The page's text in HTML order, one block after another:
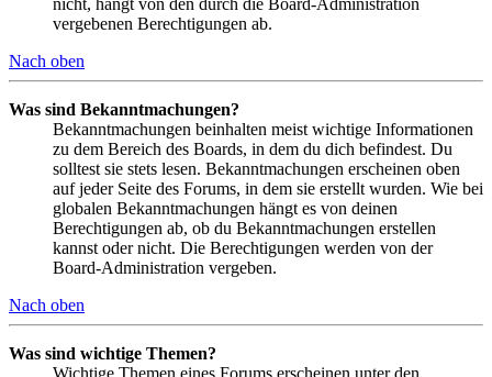
vergebenen Berechtigungen ab.
Nach oben
Was sind Bekanntmachungen?
Bekanntmachungen beinhalten meist wichtige Informationen
zu dem Bereich des Boards, in dem du dich befindest. Du
solltest sie stets lesen. Bekanntmachungen erscheinen oben
auf jeder Seite des Forums, in dem sie erstellt wurden. Wie bei
globalen Bekanntmachungen hängt es von deinen
Berechtigungen ab, ob du Bekanntmachungen erstellen
kannst oder nicht. Die Berechtigungen werden von der
Board-Administration vergeben.
Nach oben
Was sind wichtige Themen?
Wichtige Themen eines Forums erscheinen unter den